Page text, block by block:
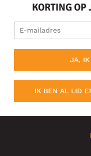
KORTING OP
JA, IK
IK BEN AL LID